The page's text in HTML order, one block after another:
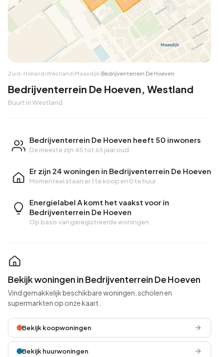
Zuid-Holland›Westland›Maasdijk›Bedrijventerrein De Hoeven
Bedrijventerrein De Hoeven, Westland
Buurt in Westland
Bedrijventerrein De Hoeven heeft 50 inwoners
De meeste zijn 45 tot 65 jaar oud
Er zijn 24 woningen in Bedrijventerrein De Hoeven
Momenteel staan er1 te koop en 0 te huur
Energielabel A komt het vaakst voor in
Bedrijventerrein De Hoeven
Op basis van geregistreerde woningen
Bekijk woningen in Bedrijventerrein De Hoeven
Vind gemakkelijk beschikbare woningen, scholen en
supermarkten op onze kaart.
Bekijk koopwoningen
Bekijk huurwoningen